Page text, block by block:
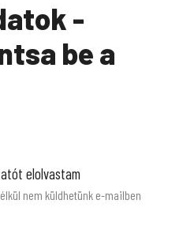
-
be a
elolvastam
nem küldhetünk e-mailben